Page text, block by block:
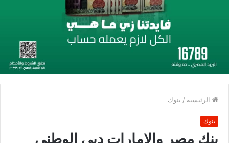
الرئيسية / بنوك
بنوك
بنك مصر والإمارات دبي الوطني